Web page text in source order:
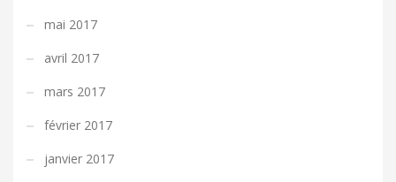
mai 2017
avril 2017
mars 2017
février 2017
janvier 2017